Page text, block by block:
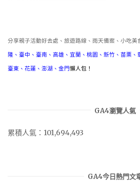
分享親子活動好去處、旅遊路線、雨天備案、小吃美
隆 、 臺中 、 臺南 、 高雄 、 宜蘭 、 桃園 、 新竹 、 苗栗 、
臺東 、 花蓮 、 澎湖 、 金門懶人包！
GA4瀏覽人氣
累積人氣：101,694,493
GA4今日熱門文